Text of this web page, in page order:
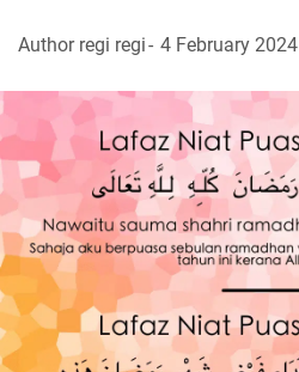
Author regi regi 4 February 2024